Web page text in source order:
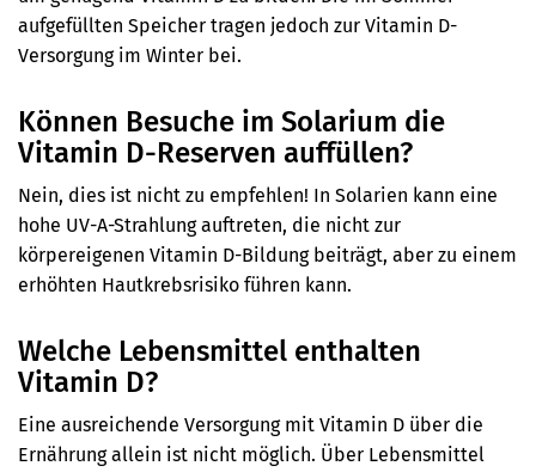
aufgefüllten Speicher tragen jedoch zur Vitamin D-
Versorgung im Winter bei.
Können Besuche im Solarium die
Vitamin D-Reserven auffüllen?
Nein, dies ist nicht zu empfehlen! In Solarien kann eine
hohe UV-A-Strahlung auftreten, die nicht zur
körpereigenen Vitamin D-Bildung beiträgt, aber zu einem
erhöhten Hautkrebsrisiko führen kann.
Welche Lebensmittel enthalten
Vitamin D?
Eine ausreichende Versorgung mit Vitamin D über die
Ernährung allein ist nicht möglich. Über Lebensmittel